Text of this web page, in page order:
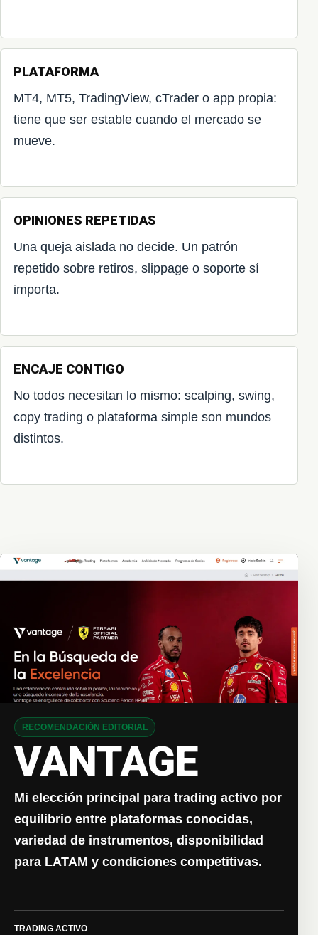
PLATAFORMA
MT4, MT5, TradingView, cTrader o app propia:
tiene que ser estable cuando el mercado se
mueve.
OPINIONES REPETIDAS
Una queja aislada no decide. Un patrón
repetido sobre retiros, slippage o soporte sí
importa.
ENCAJE CONTIGO
No todos necesitan lo mismo: scalping, swing,
copy trading o plataforma simple son mundos
distintos.
RECOMENDACIÓN EDITORIAL
VANTAGE
Mi elección principal para trading activo por
equilibrio entre plataformas conocidas,
variedad de instrumentos, disponibilidad
para LATAM y condiciones competitivas.
TRADING ACTIVO